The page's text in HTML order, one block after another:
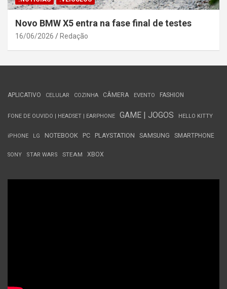
Novo BMW X5 entra na fase final de testes
16/06/2026 Redação
APLICATIVO CELULAR COZINHA CÂMERA EVENTO FASHION
FONE DE OUVIDO | HEADSET | EARPHONE GAME | JOGOS HELLO KITTY
iPHONE LG NOTEBOOK PC PLAYSTATION SAMSUNG SMARTPHONE
SONY STAR WARS STEAM XBOX